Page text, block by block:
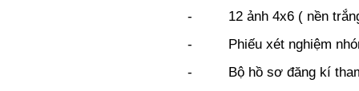
- 12 ảnh 4x6 ( nền trắng,
- Phiếu xét nghiệm nhóm
- Bộ hồ sơ đăng kí tham